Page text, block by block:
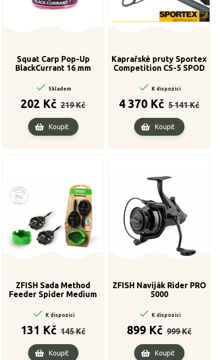
Squat Carp Pop-Up
BlackCurrant 16 mm
 Skladem
202 Kč
cena
219 Kč
Koupit
Kaprařské pruty Sportex
Competition CS-5 SPOD
 K dispozici
4 370 Kč
cena
5 141 Kč
Koupit
ZFISH Sada Method
Feeder Spider Medium
 K dispozici
131 Kč
cena
145 Kč
Koupit
ZFISH Naviják Rider PRO
5000
 K dispozici
899 Kč
cena
999 Kč
Koupit